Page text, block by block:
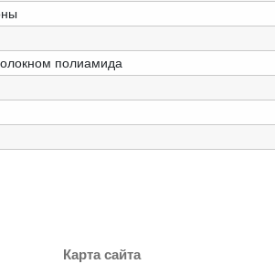
полиамида
Карта сайта